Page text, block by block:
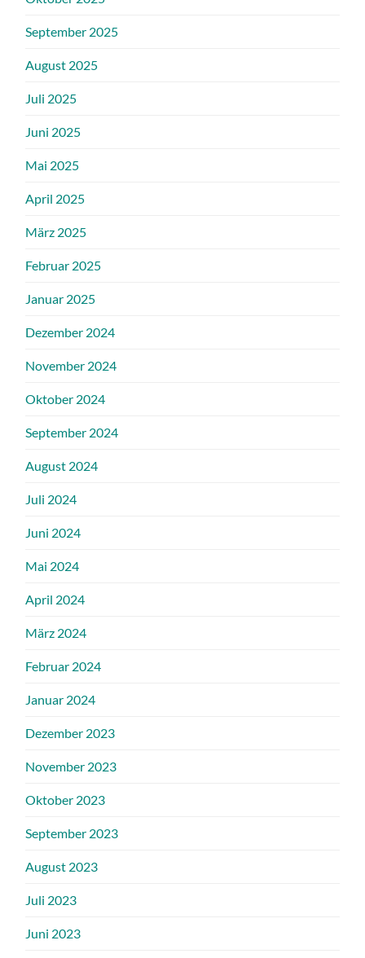
September 2025
August 2025
Juli 2025
Juni 2025
Mai 2025
April 2025
März 2025
Februar 2025
Januar 2025
Dezember 2024
November 2024
Oktober 2024
September 2024
August 2024
Juli 2024
Juni 2024
Mai 2024
April 2024
März 2024
Februar 2024
Januar 2024
Dezember 2023
November 2023
Oktober 2023
September 2023
August 2023
Juli 2023
Juni 2023